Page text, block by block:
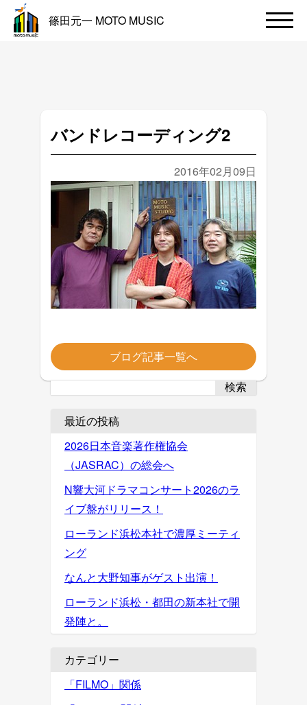
篠田元一 MOTO MUSIC
バンドレコーディング2
2016年02月09日
ブログ記事一覧へ
検索
最近の投稿
2026日本音楽著作権協会
（JASRAC）の総会へ
N響大河ドラマコンサート2026のラ
イブ盤がリリース！
ローランド浜松本社で濃厚ミーティ
ング
なんと大野知事がゲスト出演！
ローランド浜松・都田の新本社で開
発陣と。
カテゴリー
「FILMO」関係